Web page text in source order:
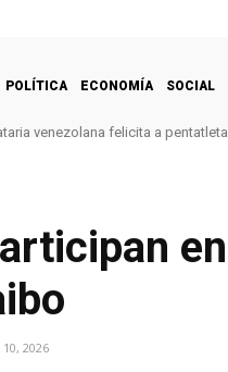
POLÍTICA ECONOMÍA SOCIAL
venezolana felicita a
2026